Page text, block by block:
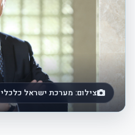
צילום: מערכת ישראל כלכלי